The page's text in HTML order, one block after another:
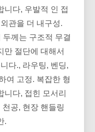
니다, 우발적 인 접
관을 더 내구성.
두께는 구조적 무결
만 절단에 대해서
다., 라우팅, 벤딩,
여 고정. 복잡한 형
니다, 접힌 모서리
공, 현장 핸들링
.